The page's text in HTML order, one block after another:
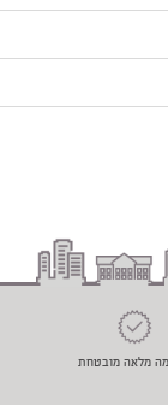
מלאה מובטחת